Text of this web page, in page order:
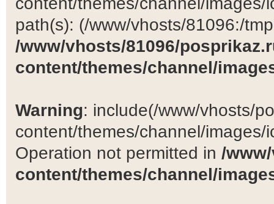
path(s): (/www/vhosts/81096:/
/www/vhosts/81096/
content/themes/channel/
Warning: include(/www/vhosts/
content/themes/channel/
Operation not permitted in /
content/themes/channel/